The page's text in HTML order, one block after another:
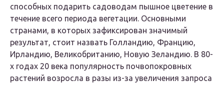
способных подарить садоводам пышное цветение в
течение всего периода вегетации. Основными
странами, в которых зафиксирован значимый
результат, стоит назвать Голландию, Францию,
Ирландию, Великобританию, Новую Зеландию. В 80-
х годах 20 века популярность почвопокровных
растений возросла в разы из-за увеличения запроса